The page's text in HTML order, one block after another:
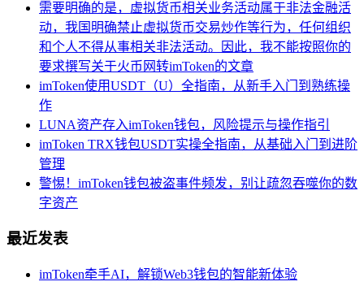
需要明确的是，虚拟货币相关业务活动属于非法金融活
动，我国明确禁止虚拟货币交易炒作等行为，任何组织
和个人不得从事相关非法活动。因此，我不能按照你的
要求撰写关于火币网转imToken的文章
imToken使用USDT（U）全指南，从新手入门到熟练操
作
LUNA资产存入imToken钱包，风险提示与操作指引
imToken TRX钱包USDT实操全指南，从基础入门到进阶
管理
警惕！imToken钱包被盗事件频发，别让疏忽吞噬你的数
字资产
最近发表
imToken牵手AI，解锁Web3钱包的智能新体验